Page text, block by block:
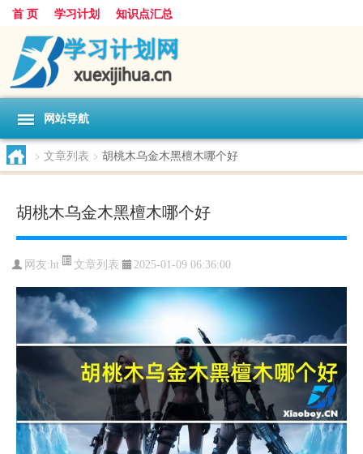
首 页 学习计划 知识点汇总
网站导航
> 文章列表 > 胡桃木乌金木黑檀木哪个好
胡桃木乌金木黑檀木哪个好
网友:ht 文章列表 2025-01-09 06:36:00